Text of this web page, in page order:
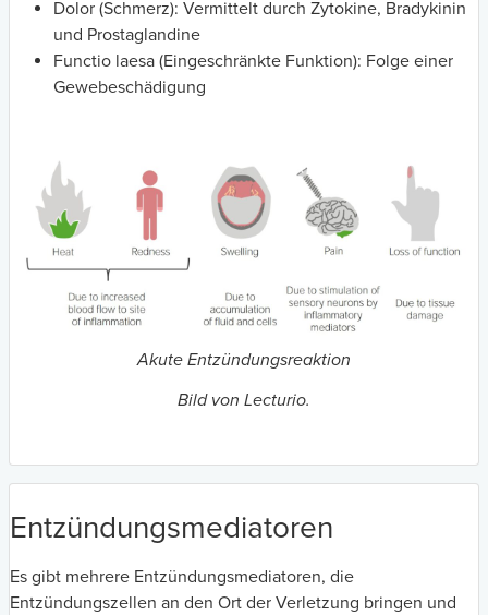
Dolor (Schmerz): Vermittelt durch Zytokine, Bradykinin
und Prostaglandine
Functio laesa (Eingeschränkte Funktion): Folge einer
Gewebeschädigung
Akute Entzündungsreaktion
Bild von Lecturio.
Entzündungsmediatoren
Es gibt mehrere Entzündungsmediatoren, die
Entzündungszellen an den Ort der Verletzung bringen und